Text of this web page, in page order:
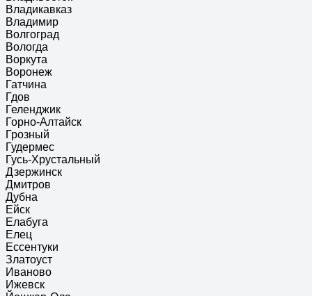
Владикавказ
Владимир
Волгоград
Вологда
Воркута
Воронеж
Гатчина
Гдов
Геленджик
Горно-Алтайск
Грозный
Гудермес
Гусь-Хрустальный
Дзержинск
Дмитров
Дубна
Ейск
Елабуга
Елец
Ессентуки
Златоуст
Иваново
Ижевск